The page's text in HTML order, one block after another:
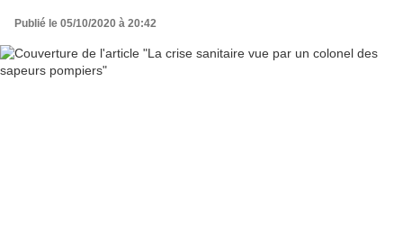
Publié le 05/10/2020 à 20:42